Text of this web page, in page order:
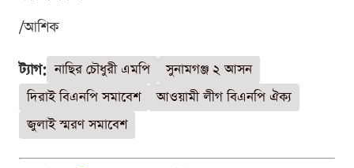
/আশিক
ট্যাগ: নাছির চৌধুরী এমপি
সুনামগঞ্জ ২ আসন
দিরাই বিএনপি সমাবেশ
আওয়ামী লীগ বিএনপি ঐক্য
জুলাই স্মরণ সমাবেশ